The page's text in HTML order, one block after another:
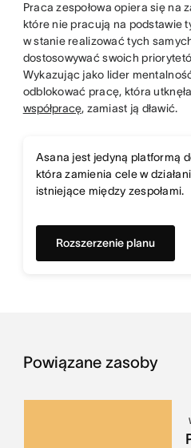
Praca zespołowa opiera się na
które nie pracują na podstawie
w stanie realizować tych
dostosowywać swoich
Wykazując jako lider
odblokować pracę, która
współpracę⁣, zamiast ją dławić.
Asana jest jedyną platformą
która zamienia cele w
istniejące między zespołami.
Rozszerzenie planu
Powiązane zasoby